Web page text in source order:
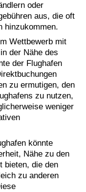
oder
aus, die oft
hinzukommen.
Wettbewerb mit
der Nähe des
der Flughafen
zu ermutigen, den
zu nutzen,
weniger
könnte
Nähe zu den
bieten, die den
zu anderen